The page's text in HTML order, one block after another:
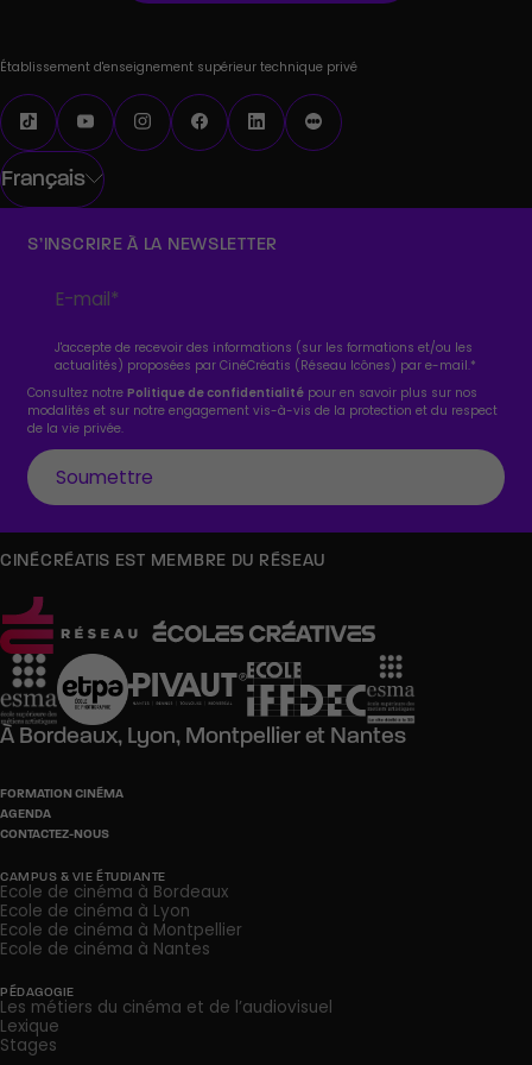
Établissement d'enseignement supérieur technique privé
Français
S’INSCRIRE À LA NEWSLETTER
J'accepte de recevoir des informations (sur les formations et/ou les
actualités) proposées par CinéCréatis (Réseau Icônes) par e-mail.*
Consultez notrePolitique de confidentialité pour en savoir plus sur nos
modalités et sur notre engagement vis-à-vis de la protection et du respect
de la vie privée.
CINÉCRÉATIS EST MEMBRE DU RÉSEAU
À Bordeaux, Lyon, Montpellieret Nantes
FORMATION CINÉMA
AGENDA
CONTACTEZ-NOUS
CAMPUS & VIE ÉTUDIANTE
Ecole de cinéma à Bordeaux
Ecole de cinéma à Lyon
Ecole de cinéma à Montpellier
Ecole de cinéma à Nantes
PÉDAGOGIE
Les métiers du cinéma et de l’audiovisuel
Lexique
Stages